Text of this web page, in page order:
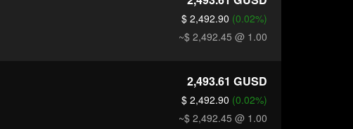
$ 2,492.90 (0.02%)
~$ 2,492.45 @ 1.00
2,493.61 GUSD
$ 2,492.90 (0.02%)
~$ 2,492.45 @ 1.00